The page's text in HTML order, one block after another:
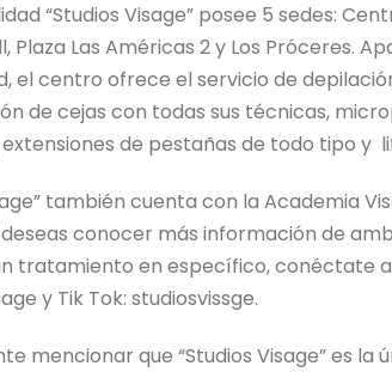
“Studios Visage” posee 5 sedes:
Plaza Las Américas 2 y Los Próceres.
el centro ofrece el servicio de
de cejas con todas sus técnicas,
de pestañas de todo tipo y
también cuenta con la Academia
deseas conocer más información de
tratamiento en específico, conéctate
y Tik Tok: studiosvissge.
mencionar que “Studios Visage” es la